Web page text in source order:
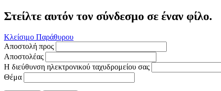
Στείλτε αυτόν τον σύνδεσμο σε έναν φίλο.
Κλείσιμο Παράθυρου
Αποστολή προς
Αποστολέας
Η διεύθυνση ηλεκτρονικού ταχυδρομείου σας
Θέμα